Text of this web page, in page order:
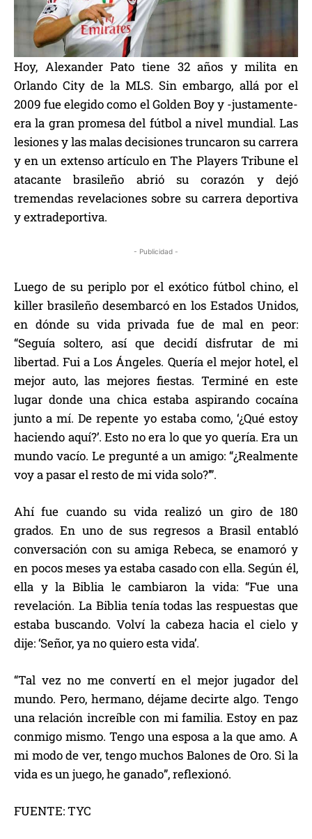
Hoy, Alexander Pato tiene 32 años y milita en
Orlando City de la MLS. Sin embargo, allá por el
2009 fue elegido como el Golden Boy y -justamente-
era la gran promesa del fútbol a nivel mundial. Las
lesiones y las malas decisiones truncaron su carrera
y en un extenso artículo en The Players Tribune el
atacante brasileño abrió su corazón y dejó
tremendas revelaciones sobre su carrera deportiva
y extradeportiva.
- Publicidad -
Luego de su periplo por el exótico fútbol chino, el
killer brasileño desembarcó en los Estados Unidos,
en dónde su vida privada fue de mal en peor:
“Seguía soltero, así que decidí disfrutar de mi
libertad. Fui a Los Ángeles. Quería el mejor hotel, el
mejor auto, las mejores fiestas. Terminé en este
lugar donde una chica estaba aspirando cocaína
junto a mí. De repente yo estaba como, ‘¿Qué estoy
haciendo aquí?’. Esto no era lo que yo quería. Era un
mundo vacío. Le pregunté a un amigo: “¿Realmente
voy a pasar el resto de mi vida solo?’”.
Ahí fue cuando su vida realizó un giro de 180
grados. En uno de sus regresos a Brasil entabló
conversación con su amiga Rebeca, se enamoró y
en pocos meses ya estaba casado con ella. Según él,
ella y la Biblia le cambiaron la vida: “Fue una
revelación. La Biblia tenía todas las respuestas que
estaba buscando. Volví la cabeza hacia el cielo y
dije: ‘Señor, ya no quiero esta vida’.
“Tal vez no me convertí en el mejor jugador del
mundo. Pero, hermano, déjame decirte algo. Tengo
una relación increíble con mi familia. Estoy en paz
conmigo mismo. Tengo una esposa a la que amo. A
mi modo de ver, tengo muchos Balones de Oro. Si la
vida es un juego, he ganado”, reflexionó.
FUENTE: TYC